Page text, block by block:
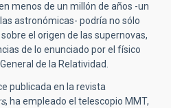
menos de un millón de años -un
astronómicas- podría no sólo
el origen de las supernovas,
de lo enunciado por el físico
de la Relatividad.
publicada en la revista
, ha empleado el telescopio MMT,